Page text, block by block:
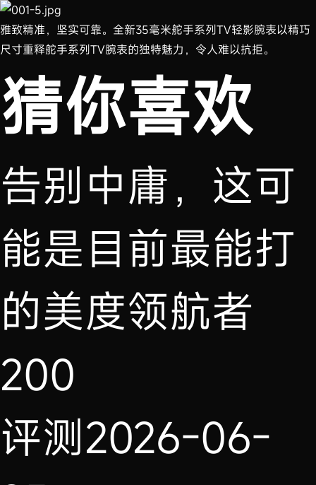
雅致精准，坚实可靠。全新35毫米舵手系列TV轻影腕表以精巧
尺寸重释舵手系列TV腕表的独特魅力，令人难以抗拒。
猜你喜欢
告别中庸，这可
能是目前最能打
的美度领航者
200
评测2026-06-